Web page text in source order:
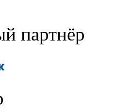
партнёр